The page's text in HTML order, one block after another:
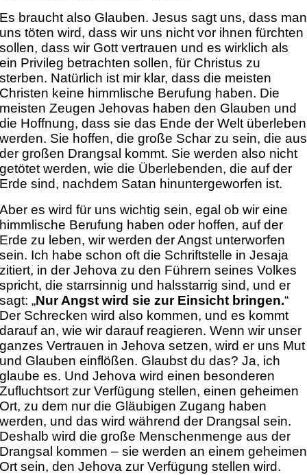
Es braucht also Glauben. Jesus sagt uns, dass man
uns töten wird, dass wir uns nicht vor ihnen fürchten
sollen, dass wir Gott vertrauen und es wirklich als
ein Privileg betrachten sollen, für Christus zu
sterben. Natürlich ist mir klar, dass die meisten
Christen keine himmlische Berufung haben. Die
meisten Zeugen Jehovas haben den Glauben und
die Hoffnung, dass sie das Ende der Welt überleben
werden. Sie hoffen, die große Schar zu sein, die aus
der großen Drangsal kommt. Sie werden also nicht
getötet werden, wie die Überlebenden, die auf der
Erde sind, nachdem Satan hinuntergeworfen ist.
Aber es wird für uns wichtig sein, egal ob wir eine
himmlische Berufung haben oder hoffen, auf der
Erde zu leben, wir werden der Angst unterworfen
sein. Ich habe schon oft die Schriftstelle in Jesaja
zitiert, in der Jehova zu den Führern seines Volkes
spricht, die starrsinnig und halsstarrig sind, und er
sagt: „Nur Angst wird sie zur Einsicht bringen.“
Der Schrecken wird also kommen, und es kommt
darauf an, wie wir darauf reagieren. Wenn wir unser
ganzes Vertrauen in Jehova setzen, wird er uns Mut
und Glauben einflößen. Glaubst du das? Ja, ich
glaube es. Und Jehova wird einen besonderen
Zufluchtsort zur Verfügung stellen, einen geheimen
Ort, zu dem nur die Gläubigen Zugang haben
werden, und das wird während der Drangsal sein.
Deshalb wird die große Menschenmenge aus der
Drangsal kommen – sie werden an einem geheimen
Ort sein, den Jehova zur Verfügung stellen wird.